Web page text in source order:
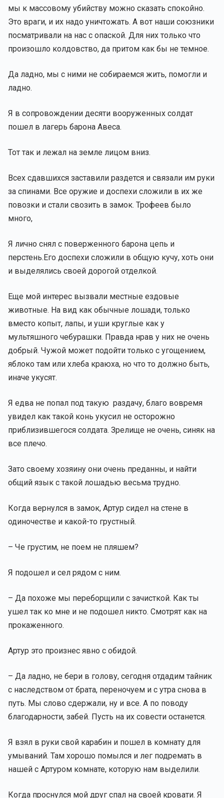
мы к массовому убийству можно сказать спокойно.
Это враги, и их надо уничтожать. А вот наши союзники
посматривали на нас с опаской. Для них только что
произошло колдовство, да притом как бы не темное.
Да ладно, мы с ними не собираемся жить, помогли и
ладно.
Я в сопровождении десяти вооруженных солдат
пошел в лагерь барона Авеса.
Тот так и лежал на земле лицом вниз.
Всех сдавшихся заставили раздется и связали им руки
за спинами. Все оружие и доспехи сложили в их же
повозки и стали свозить в замок. Трофеев было
много,
Я лично снял с поверженного барона цепь и
перстень.Его доспехи сложили в общую кучу, хоть они
и выделялись своей дорогой отделкой.
Еще мой интерес вызвали местные ездовые
животные. На вид как обычные лошади, только
вместо копыт, лапы, и уши круглые как у
мультяшного чебурашки. Правда нрав у них не очень
добрый. Чужой может подойти только с угощением,
яблоко там или хлеба краюха, но что то должно быть,
иначе укусят.
Я едва не попал под такую раздачу, благо вовремя
увидел как такой конь укусил не осторожно
приблизившегося солдата. Зрелище не очень, синяк на
все плечо.
Зато своему хозяину они очень преданны, и найти
общий язык с такой лошадью весьма трудно.
Когда вернулся в замок, Артур сидел на стене в
одиночестве и какой-то грустный.
– Че грустим, не поем не пляшем?
Я подошел и сел рядом с ним.
– Да похоже мы переборщили с зачисткой. Как ты
ушел так ко мне и не подошел никто. Смотрят как на
прокаженного.
Артур это произнес явно с обидой.
– Да ладно, не бери в голову, сегодня отдадим тайник
с наследством от брата, переночуем и с утра снова в
путь. Мы слово сдержали, ну и все. А по поводу
благодарности, забей. Пусть на их совести останется.
Я взял в руки свой карабин и пошел в комнату для
умываний. Там хорошо помылся и лег подремать в
нашей с Артуром комнате, которую нам выделили.
Когда проснулся мой друг спал на своей кровати. Я